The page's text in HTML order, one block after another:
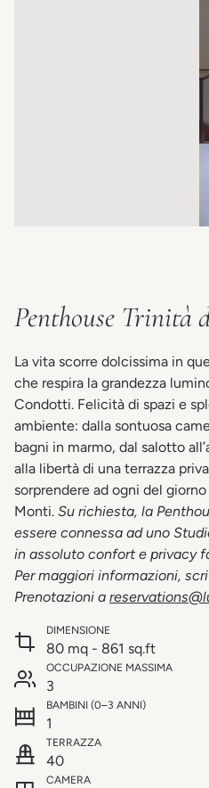
Penthouse Trinità
La vita scorre dolcissima in
che respira la grandezza
Condotti. Felicità di spazi e
ambiente: dalla sontuosa
bagni in marmo, dal salotto
alla libertà di una terrazza
sorprendere ad ogni del
Monti. Su richiesta, la
essere connessa ad uno
in assoluto confort e privacy
Per maggiori informazioni,
Prenotazioni a
DIMENSIONE
80 mq - 861 sq.ft
OCCUPAZIONE MASSIMA
3
BAMBINI (0–3 ANNI)
1
TERRAZZA
40
CAMERA